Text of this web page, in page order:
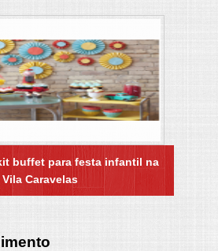
buffet para festa infantil na
Vila Caravelas